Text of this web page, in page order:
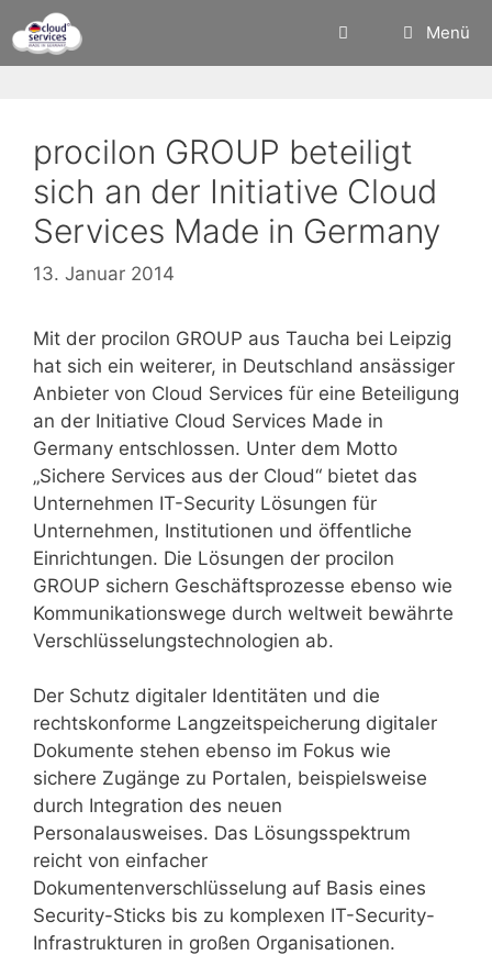
Inhalt
springen
Menü
procilon GROUP beteiligt
sich an der Initiative Cloud
Services Made in Germany
13. Januar 2014
Mit der procilon GROUP aus Taucha bei Leipzig
hat sich ein weiterer, in Deutschland ansässiger
Anbieter von Cloud Services für eine Beteiligung
an der Initiative Cloud Services Made in
Germany entschlossen. Unter dem Motto
„Sichere Services aus der Cloud“ bietet das
Unternehmen IT-Security Lösungen für
Unternehmen, Institutionen und öffentliche
Einrichtungen. Die Lösungen der procilon
GROUP sichern Geschäftsprozesse ebenso wie
Kommunikationswege durch weltweit bewährte
Verschlüsselungstechnologien ab.
Der Schutz digitaler Identitäten und die
rechtskonforme Langzeitspeicherung digitaler
Dokumente stehen ebenso im Fokus wie
sichere Zugänge zu Portalen, beispielsweise
durch Integration des neuen
Personalausweises. Das Lösungsspektrum
reicht von einfacher
Dokumentenverschlüsselung auf Basis eines
Security-Sticks bis zu komplexen IT-Security-
Infrastrukturen in großen Organisationen.